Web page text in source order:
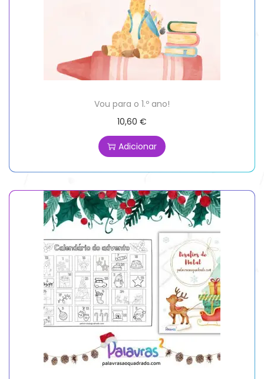
Vou para o 1.º ano!
10,60 €
Adicionar